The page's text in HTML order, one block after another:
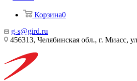
Корзина0
g-s@gird.ru
456313, Челябинская обл., г. Миасс,